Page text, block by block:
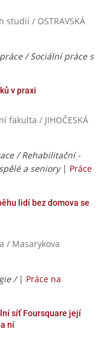
studií / OSTRAVSKÁ
/ Sociální práce s
v praxi
fakulta / JIHOČESKÁ
/ Rehabilitační -
a seniory| Práce
lidí bez domova se
/ Masarykova
/ | Práce na
síť Foursquare její
ní